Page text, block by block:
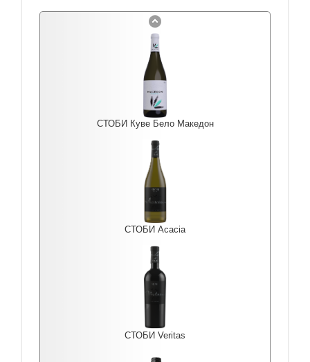
СТОБИ Куве Бело Македон
СТОБИ Acacia
СТОБИ Veritas